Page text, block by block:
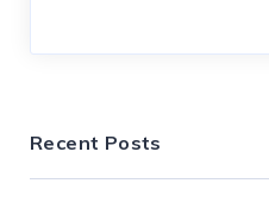
Recent Posts